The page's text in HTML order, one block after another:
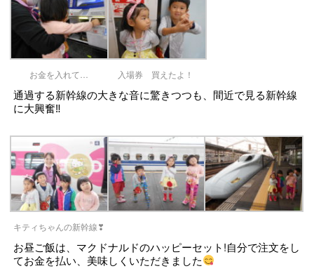
お金を入れて… 入場券 買えたよ！
通過する新幹線の大きな音に驚きつつも、間近で見る新幹線
に大興奮‼
キティちゃんの新幹線❣
お昼ご飯は、マクドナルドのハッピーセット!自分で注文をし
てお金を払い、美味しくいただきました